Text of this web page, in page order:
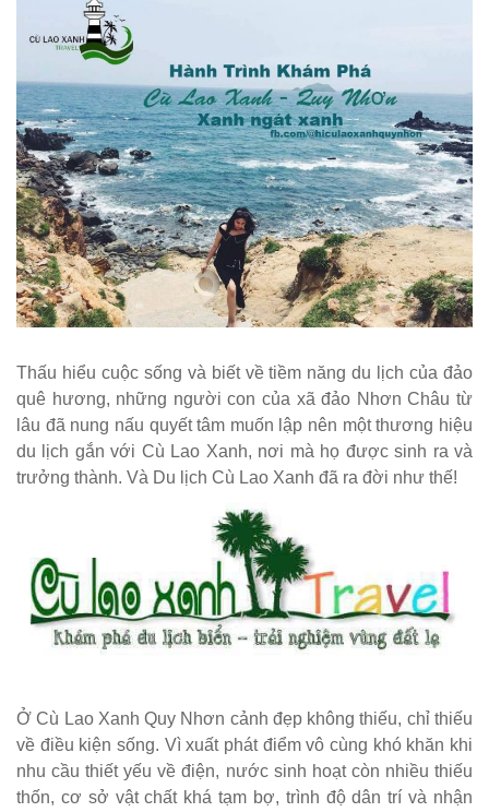
Thấu hiểu cuộc sống và biết về tiềm năng du lịch của đảo
quê hương, những người con của xã đảo Nhơn Châu từ
lâu đã nung nấu quyết tâm muốn lập nên một thương hiệu
du lịch gắn với Cù Lao Xanh, nơi mà họ được sinh ra và
trưởng thành. Và Du lịch Cù Lao Xanh đã ra đời như thế!
Ở Cù Lao Xanh Quy Nhơn cảnh đẹp không thiếu, chỉ thiếu
về điều kiện sống. Vì xuất phát điểm vô cùng khó khăn khi
nhu cầu thiết yếu về điện, nước sinh hoạt còn nhiều thiếu
thốn, cơ sở vật chất khá tạm bợ, trình độ dân trí và nhận